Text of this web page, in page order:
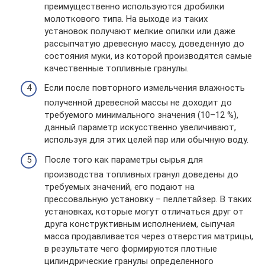
преимущественно используются дробилки
молоткового типа. На выходе из таких
установок получают мелкие опилки или даже
рассыпчатую древесную массу, доведенную до
состояния муки, из которой производятся самые
качественные топливные гранулы.
Если после повторного измельчения влажность
полученной древесной массы не доходит до
требуемого минимального значения (10–12 %),
данный параметр искусственно увеличивают,
используя для этих целей пар или обычную воду.
После того как параметры сырья для
производства топливных гранул доведены до
требуемых значений, его подают на
прессовальную установку – пеллетайзер. В таких
установках, которые могут отличаться друг от
друга конструктивным исполнением, сыпучая
масса продавливается через отверстия матрицы,
в результате чего формируются плотные
цилиндрические гранулы определенного